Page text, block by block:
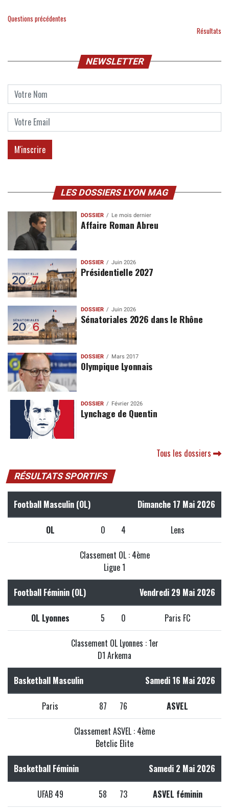
Questions précédentes
Résultats
NEWSLETTER
LES DOSSIERS LYON MAG
DOSSIER Le mois dernier
Affaire Roman Abreu
DOSSIER Juin 2026
Présidentielle 2027
DOSSIER Juin 2026
Sénatoriales 2026 dans le Rhône
DOSSIER Mars 2017
Olympique Lyonnais
DOSSIER Février 2026
Lynchage de Quentin
Tous les dossiers
RÉSULTATS SPORTIFS
Football Masculin (OL) Dimanche 17 Mai 2026
OL 0 4 Lens
Classement OL : 4ème
Ligue 1
Football Féminin (OL) Vendredi 29 Mai 2026
OL Lyonnes 5 0 Paris FC
Classement OL Lyonnes : 1er
D1 Arkema
Basketball Masculin Samedi 16 Mai 2026
Paris 87 76 ASVEL
Classement ASVEL : 4ème
Betclic Elite
Basketball Féminin Samedi 2 Mai 2026
UFAB 49 58 73 ASVEL féminin